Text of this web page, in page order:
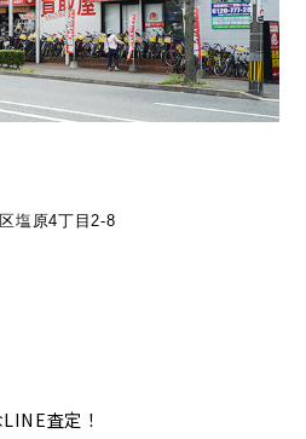
塩原4丁目2-8
査定！